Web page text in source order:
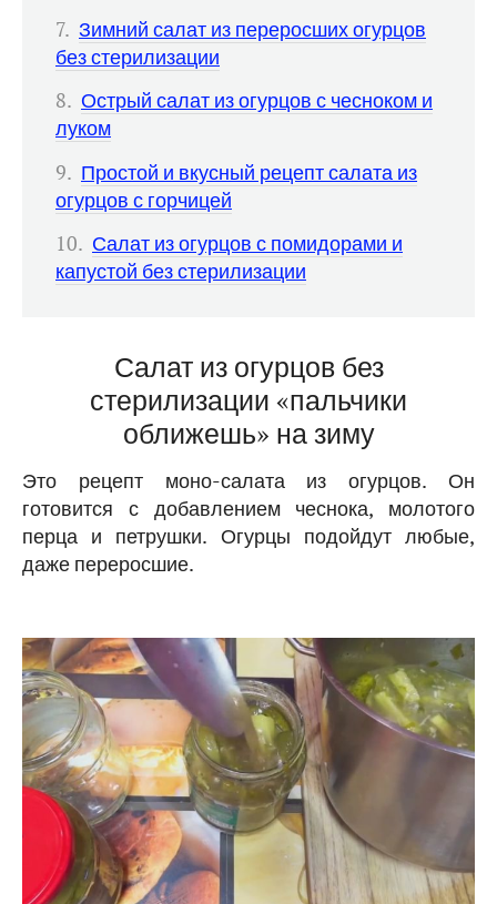
Зимний салат из переросших огурцов
без стерилизации
Острый салат из огурцов с чесноком и
луком
Простой и вкусный рецепт салата из
огурцов с горчицей
Салат из огурцов с помидорами и
капустой без стерилизации
Салат из огурцов без
стерилизации «пальчики
оближешь» на зиму
Это рецепт моно-салата из огурцов. Он
готовится с добавлением чеснока, молотого
перца и петрушки. Огурцы подойдут любые,
даже переросшие.